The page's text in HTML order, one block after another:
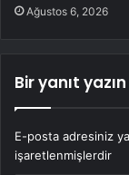
Ağustos 6, 2026
Bir yanıt yazın
E-posta adresiniz
işaretlenmişlerdir